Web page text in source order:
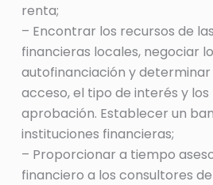
renta;
– Encontrar los recursos de
financieras locales, negociar
autofinanciación y determinar
acceso, el tipo de interés y
aprobación. Establecer un
instituciones financieras;
– Proporcionar a tiempo
financiero a los consultores